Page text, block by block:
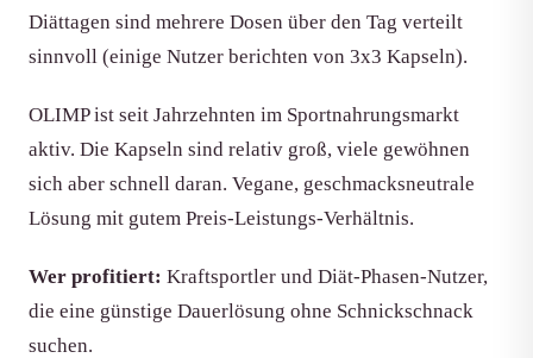
Diättagen sind mehrere Dosen über den Tag verteilt
sinnvoll (einige Nutzer berichten von 3x3 Kapseln).
OLIMP ist seit Jahrzehnten im Sportnahrungsmarkt
aktiv. Die Kapseln sind relativ groß, viele gewöhnen
sich aber schnell daran. Vegane, geschmacksneutrale
Lösung mit gutem Preis-Leistungs-Verhältnis.
Wer profitiert: Kraftsportler und Diät-Phasen-Nutzer,
die eine günstige Dauerlösung ohne Schnickschnack
suchen.